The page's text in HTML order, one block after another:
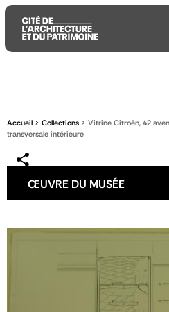
contenu
principal
menu
principal
la
recherche
Accueil Collections
Vitrine Citroën, 42
transversale intérieure
ŒUVRE DU MUSÉE